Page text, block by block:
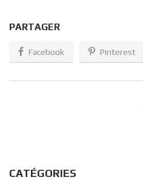
PARTAGER
Facebook Pinterest
CATÉGORIES